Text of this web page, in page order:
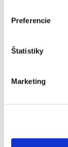
Preferencie
Štatistiky
MarketingDruhé
vyhláške